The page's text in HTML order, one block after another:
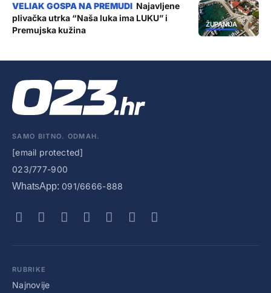
ŽUPANIJA
Najavljene
plivačka utrka “Naša luka ima LUKU” i
Premujska kužina
SAMO BITNO. ODMAH.
[email protected]
023/777-900
WhatsApp: 091/6666-888
RUBRIKE
Najnovije